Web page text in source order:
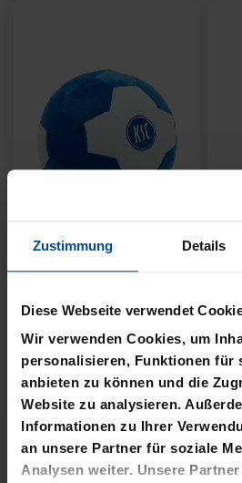
Zustimmung Details
Diese Webseite verwendet
Wir verwenden Cookies, um
personalisieren, Funktionen für
anbieten zu können und die
Website zu analysieren.
Informationen zu Ihrer
an unsere Partner für soziale
Analysen weiter. Unsere
PLÜSCHBALL LOGO
GROSS
14,95 €